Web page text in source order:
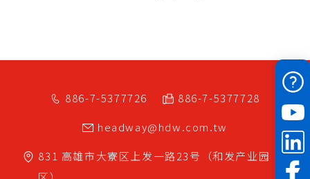
886-7-5377726
886-7-5377728
headway@hdw.com.tw
831 高雄市大寮区 上发一路23号（和发产业园